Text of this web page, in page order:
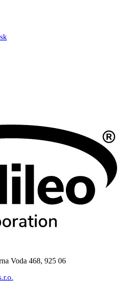
Voda 468, 925 06